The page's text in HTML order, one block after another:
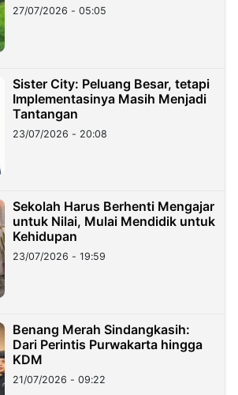
27/07/2026 - 05:05
Sister City: Peluang Besar, tetapi
Implementasinya Masih Menjadi
Tantangan
23/07/2026 - 20:08
Sekolah Harus Berhenti Mengajar
untuk Nilai, Mulai Mendidik untuk
Kehidupan
23/07/2026 - 19:59
Benang Merah Sindangkasih:
Dari Perintis Purwakarta hingga
KDM
21/07/2026 - 09:22